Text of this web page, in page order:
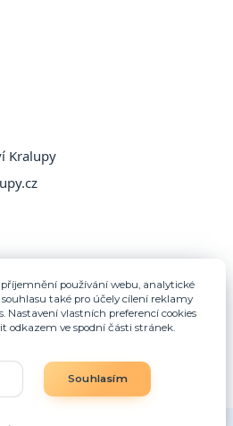
Kralupy
– Všechna práva vyhrazena
používání webu, analytické
také pro účely cílení reklamy
Nastavení vlastních preferencí cookies
odkazem ve spodní části stránek.
Souhlasím